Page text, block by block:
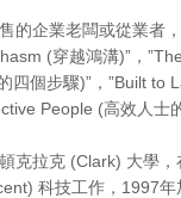
的企業老闆或從業者
(穿越鴻溝)”，
四個步驟)”，”Built to
People (高效人士
克拉克 (Clark) 大學
科技工作，1997年